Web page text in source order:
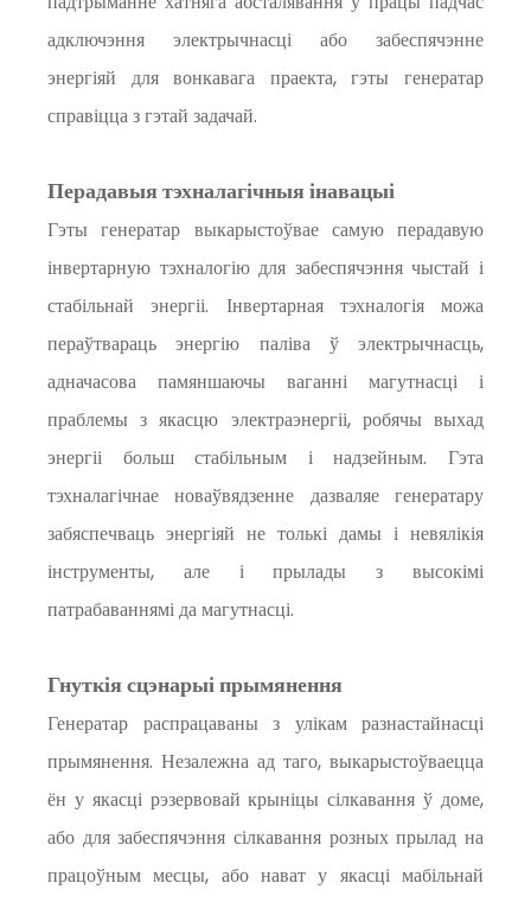
адключэння электрычнасці або забеспячэнне
энергіяй для вонкавага праекта, гэты генератар
справіцца з гэтай задачай.
Перадавыя тэхналагічныя інавацыі
Гэты генератар выкарыстоўвае самую перадавую
інвертарную тэхналогію для забеспячэння чыстай і
стабільнай энергіі. Інвертарная тэхналогія можа
пераўтвараць энергію паліва ў электрычнасць,
адначасова памяншаючы ваганні магутнасці і
праблемы з якасцю электраэнергіі, робячы выхад
энергіі больш стабільным і надзейным. Гэта
тэхналагічнае новаўвядзенне дазваляе генератару
забяспечваць энергіяй не толькі дамы і невялікія
інструменты, але і прылады з высокімі
патрабаваннямі да магутнасці.
Гнуткія сцэнарыі прымянення
Генератар распрацаваны з улікам разнастайнасці
прымянення. Незалежна ад таго, выкарыстоўваецца
ён у якасці рэзервовай крыніцы сілкавання ў доме,
або для забеспячэння сілкавання розных прылад на
працоўным месцы, або нават у якасці мабільнай